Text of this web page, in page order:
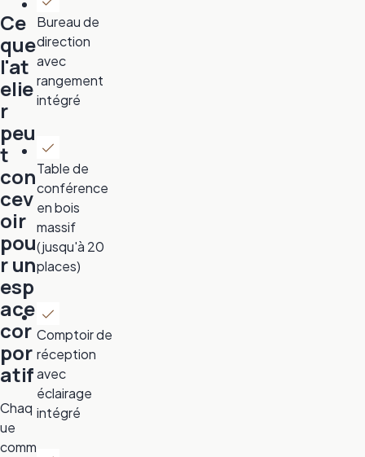
Ce
que
l'at
elie
r
peu
t
con
cev
oir
pou
r un
esp
ace
cor
por
atif
Chaq
ue
comm
Bureau de
direction
avec
rangement
intégré
Table de
conférence
en bois
massif
(jusqu'à 20
places)
Comptoir de
réception
avec
éclairage
intégré